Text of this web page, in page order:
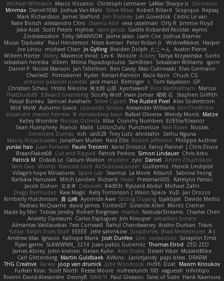
Michael Witmann Marco Vizcaino Christoph Letmaier LaMar Sharpe Jr Gbromios
Minmax Daniel1060 Joshua Van-Male Steve Mitas Robert Billard Scopique Repsaj
Mark Richardson James Stafford Jim Rodney Len Govednik Cédric Le van
Nate Borsch alessandro Citro Osamu Abe vera usselman Orly R Jimmie Floyd
Jake Aust Scott Peters mytrixx dave garcia Gaëlle Robardet-Nicolas wymo
Zoidrawzaton Toby SWANSON Jaime Jasso Liam Cox Joshua Bramer
Mucai 'Daduska' Paul Henderson Nisse Axman Peter Križan Jr. WidowMakes Harper
Joe Lihou
michael Chan Jo Gylling Braiden Dolph たこーん
Austin Pierce
Willem Hörter Valery Maxence Vinot Lev K Woozle Ackley Tanya Krzywinska Gorto
sebastian heredia Villem Milina Papadopoulos SamBean Sebastian Williams igorrr
Daniel P Nicole Manson Jan Tellethon Ben Casey Max Cukrowski Elvis Germano
CharlesD
Pomakenel Ryder Renart-Patreon Kazo Kazo
Chuck CG
antonio palacios puertas jack manzi Bertinger k Tom Kayakson GP
Christian Schau
Hristo Nikolov 将太郎 山田 kyomawolf Rico Kanthatham
Marcus
ThatDude69
Edward Greenberg Scruffy Wolf Irwin Jomar 曜萌 石 Stephen Griffith
Pascal Bureau Samuel Avraham Steve Cypert The Rusted Pixel Alex Söderström
MoE MoW Autumn Grace Leonardo Grosso Alexander Williams KerriTheWriter
alejandro chavez herrera V ramandeep kaur Rafael Oliveira Wendy Morris Matze
Kelley Womble Nicolas Ocheda Kiba Crunchy Numbers El/Ellie/Eleanor
Sean Humphrey Franco Malik LotionZulu Punchersize Neil Rowe Nicolas
Genevieve Dumas rich cav528 Troy Lutz ahrotahn
Sethu Nguna
Maciej Krzyszkowski Jonathan Mullen Reid Ellis Robert Jefferson Philippe Authier
yunlai hao Juan Fonseca Paulo Trecenti Karol Droszcz Fancy Flannel J Chris Druce
BraanFlakes08 Cut and Ripped Patrick Perkins Simon Lindauer Chris Arko
Patrick M
Didadi Le Callum Walton etudenc zylo Daniel Artem Zhuzhlikov
Sam Gao Womp Francois Lord AirSickLowLander Guillermo
Henrik Lindqvist
Village's hope Miniatures Spark Lab Seamus La Monk Kitsun3
Sabrina Yeong
Barbara Hanusiak
Mitch Landers Richard Haan Pressman505
Katelynn Parsec
Jacob Duhon 포로루 Deborah 84d93r Ryszard Abdul Michael Zahn
Diego Bermudez Raw Magic Kelly Tomlinson | Vision Space VuD Jaii Orozco
Kimberly Hutchinson 貴 山崎 Ayomide Awe Sicong Ouyang bjakbjak
Davide Medici
Padraic McQuarrie david james Toriten57 Ginsnile Allen Moritz Cremer
Made by Miri Tobias Jensby Robert Bergman martin NebularStreams Charles Chen
Anxiety Opossum Carlos Esplugues Jim Kneuper sebastian botero
Almantas Vasiliauskas Tess Cornwall Rahul Chandwaney Austin Durban Travis
Yuliya Ralph Does Stuff EEEEE Jelle sahmkow Scopitones Brad Mellesmoen A J
Andrew Islas Ignacio Kalliope Marie Josh Dunfee Gen viviisection Seraphin Ernst
Ryan game SLAWWNN_ 2214 Juan pablo Gutierrez Thomas Elrod ZED ZED
James Abney John kivinen Kieran Kuhn Alec Drake Desert Viber MutantMike
Carl Glittenberg Martin Guldbaek AVAinc. Lariotjandy papi bless DRKRM
THG Creative lia wu joop van drunick Julie Woodcock nic96 Dzät Maxim Krioukov
Furkan Kirac Scott North Reese Moore nofreelunch 100 vagueish Infinitipo
Riverin David-Alexandre DennyB NAN YI Paul Gleason Tales of Scale Hank Kaamura